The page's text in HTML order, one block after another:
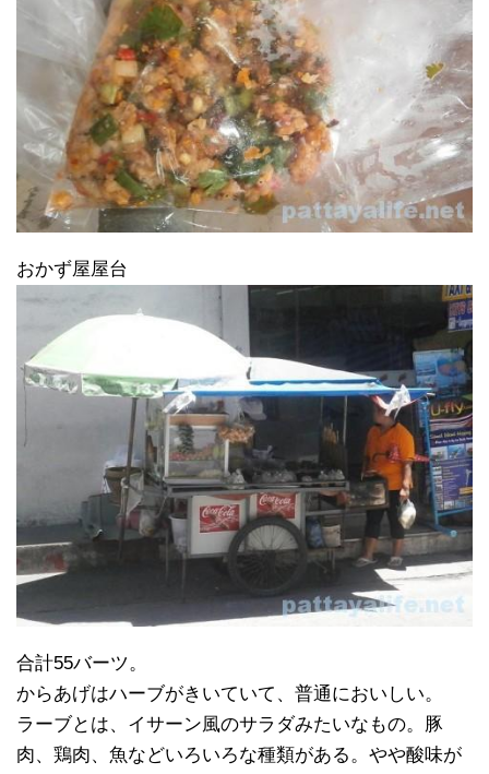
おかず屋屋台
合計55バーツ。
からあげはハーブがきいていて、普通においしい。
ラーブとは、イサーン風のサラダみたいなもの。豚
肉、鶏肉、魚などいろいろな種類がある。やや酸味が